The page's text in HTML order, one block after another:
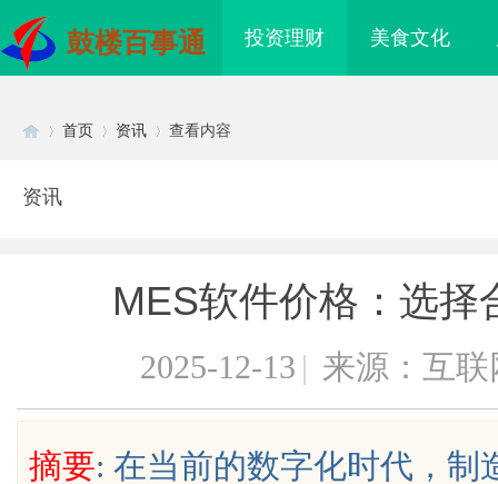
鼓楼百事通 投资理财 美食文化
首页 资讯 查看内容
资讯
MES软件价格：选择
2025-12-13 | 来源：互联
摘要: 在当前的数字化时代，制